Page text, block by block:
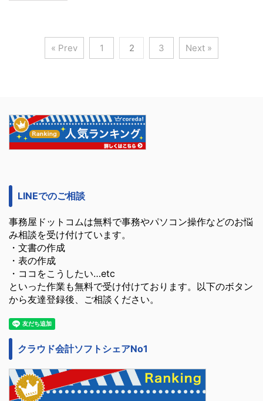
« Prev 1 2 3 Next »
LINEでのご相談
事務屋ドットコムは無料で事務やパソコン操作などのお悩
み相談を受け付けています。
・文書の作成
・表の作成
・ココをこうしたい…etc
といった作業も無料で受け付けております。以下のボタン
から友達登録後、ご相談ください。
クラウド会計ソフトシェアNo1